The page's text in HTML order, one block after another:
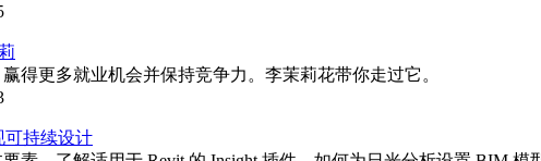
得更多就业机会并保持竞争力。李茉莉花带你走过它。
可持续设计